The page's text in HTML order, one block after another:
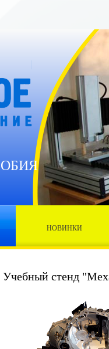
НОВИНКИ
Учебный стенд